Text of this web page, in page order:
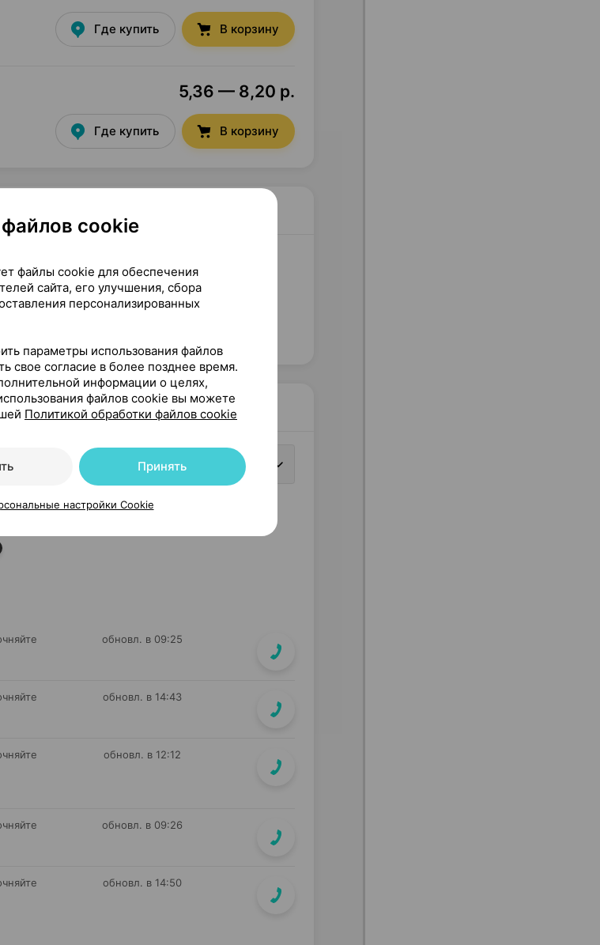
Где купить В корзину
5,36 — 8,20 р.
Где купить В корзину
Россия
Россия
обновл. в 09:25
обновл. в 14:43
обновл. в 12:12
обновл. в 09:26
обновл. в 14:50
cookie
файлы cookie для обеспечения
сайта, его улучшения, сбора
персонализированных
параметры использования файлов
свое согласие в более позднее время.
информации о целях,
файлов cookie вы можете
Политикой обработки файлов cookie
Принять
настройки Cookie